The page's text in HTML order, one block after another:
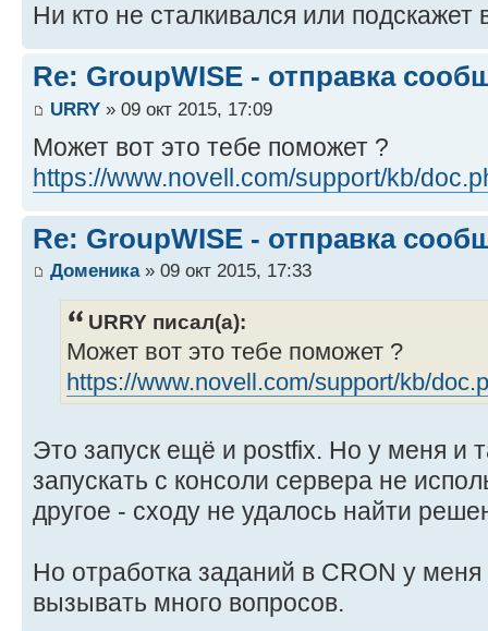
Ни кто не сталкивался или
Re: GroupWISE - отправка
URRY » 09 окт 2015, 17:09
Может вот это тебе поможет ?
https://www.novell.com/support/kb/
Re: GroupWISE - отправка
Доменика» 09 окт 2015, 17:33
URRY писал(а):
Может вот это тебе поможет ?
https://www.novell.com/support/kb/
Это запуск ещё и postfix. Но у меня и
запускать с консоли сервера не
другое - сходу не удалось найти
Но отработка заданий в CRON у
вызывать много вопросов.